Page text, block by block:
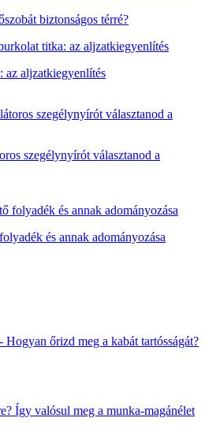
biztonságos térré?
az aljzatkiegyenlítés
szegélynyírót választanod a
és annak adományozása
őrizd meg a kabát tartósságát?
Így valósul meg a munka-magánélet